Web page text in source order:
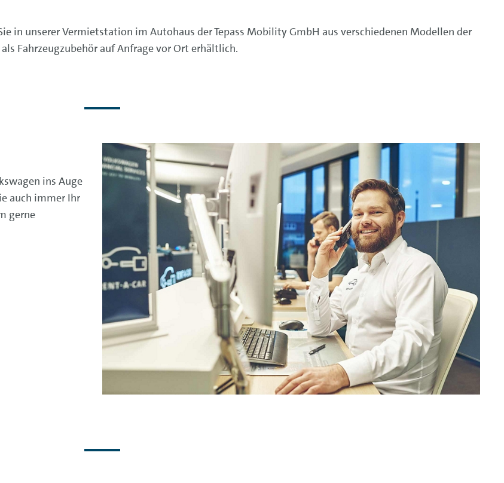
in unserer Vermietstation im Autohaus der Tepass Mobility GmbH aus verschiedenen Modellen der
Fahrzeugzubehör auf Anfrage vor Ort erhältlich.
ins Auge
auch immer Ihr
gerne